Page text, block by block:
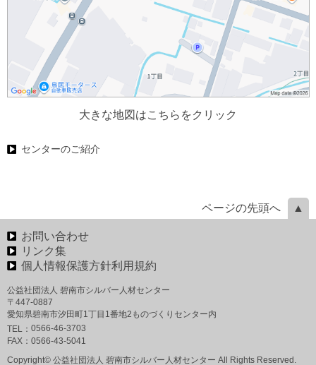
大きな地図はこちらをクリック
センターのご紹介
ページの先頭へ
お問い合わせ
リンク集
個人情報保護方針利用規約
公益社団法人 碧南市シルバー人材センター
〒447-0887
愛知県碧南市汐田町1丁目1番地2ものづくりセンター内
TEL： 0566-46-3703
FAX： 0566-43-5041
Copyright© 公益社団法人 碧南市シルバー人材センター All Rights Reserved.